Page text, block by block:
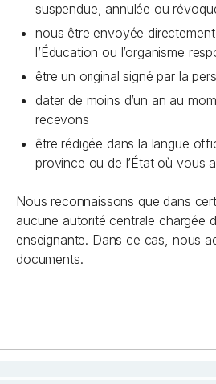
suspendue, annulée ou
nous être envoyée
l’Éducation ou l’organisme
être un original signé par la
dater de moins d’un an au
recevons
être rédigée dans la langue
province ou de l’État où vous
Nous reconnaissons que dans
aucune autorité centrale chargée
enseignante. Dans ce cas, nous
documents.